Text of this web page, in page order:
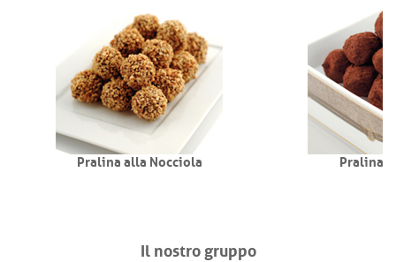
Pralina alla Nocciola Pralina
Il nostro gruppo